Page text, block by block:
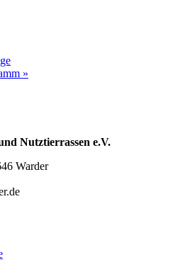
»
Nutztierrassen e.V.
Warder